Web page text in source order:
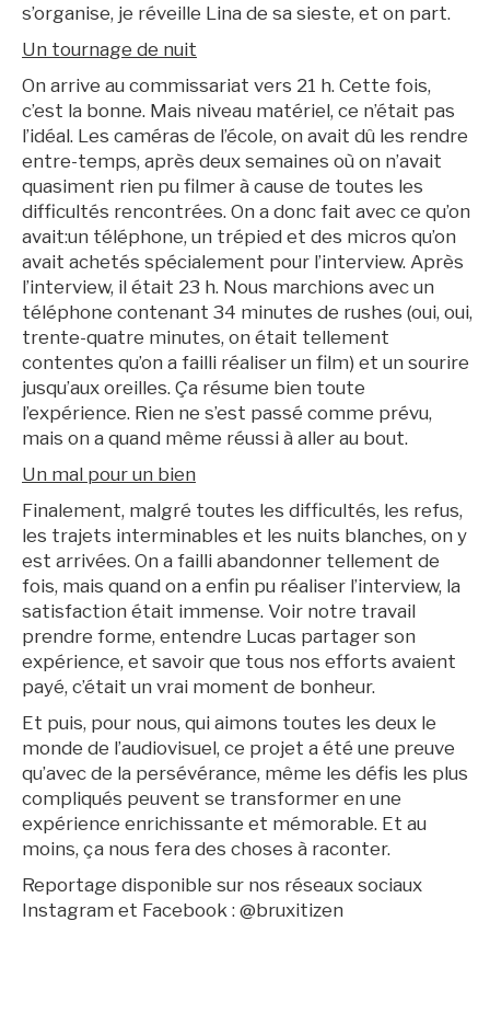
s’organise, je réveille Lina de sa sieste, et on part.
Un tournage de nuit
On arrive au commissariat vers 21 h. Cette fois,
c’est la bonne. Mais niveau matériel, ce n’était pas
l’idéal. Les caméras de l’école, on avait dû les rendre
entre-temps, après deux semaines où on n’avait
quasiment rien pu filmer à cause de toutes les
difficultés rencontrées. On a donc fait avec ce qu’on
avait:un téléphone, un trépied et des micros qu’on
avait achetés spécialement pour l’interview. Après
l’interview, il était 23 h. Nous marchions avec un
téléphone contenant 34 minutes de rushes (oui, oui,
trente-quatre minutes, on était tellement
contentes qu’on a failli réaliser un film) et un sourire
jusqu’aux oreilles. Ça résume bien toute
l’expérience. Rien ne s’est passé comme prévu,
mais on a quand même réussi à aller au bout.
Un mal pour un bien
Finalement, malgré toutes les difficultés, les refus,
les trajets interminables et les nuits blanches, on y
est arrivées. On a failli abandonner tellement de
fois, mais quand on a enfin pu réaliser l’interview, la
satisfaction était immense. Voir notre travail
prendre forme, entendre Lucas partager son
expérience, et savoir que tous nos efforts avaient
payé, c’était un vrai moment de bonheur.
Et puis, pour nous, qui aimons toutes les deux le
monde de l’audiovisuel, ce projet a été une preuve
qu’avec de la persévérance, même les défis les plus
compliqués peuvent se transformer en une
expérience enrichissante et mémorable. Et au
moins, ça nous fera des choses à raconter.
Reportage disponible sur nos réseaux sociaux
Instagram et Facebook : @bruxitizen